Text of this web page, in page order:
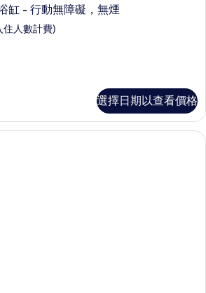
缸 - 行動無障礙，無煙
住人數計費)
選擇日期以查看價格